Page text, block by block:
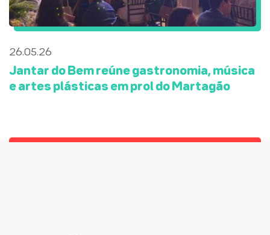
26.05.26
Jantar do Bem reúne gastronomia, música
e artes plásticas em prol do Martagão